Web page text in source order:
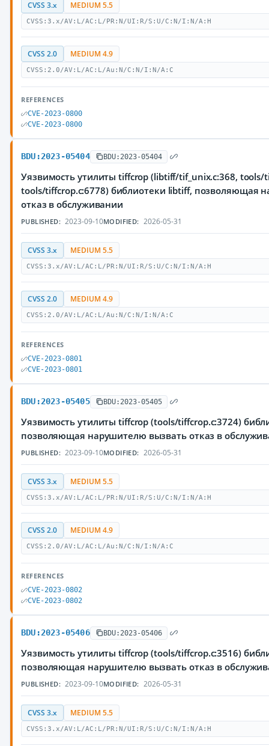
CVSS 3.x MEDIUM 5.5
CVSS:3.x/AV:L/AC:L/PR:N/UI:R/S:U/C:N/I:N/A:H
CVSS 2.0 MEDIUM 4.9
CVSS:2.0/AV:L/AC:L/Au:N/C:N/I:N/A:C
REFERENCES
CVE-2023-0800
CVE-2023-0800
BDU:2023-05404 BDU:2023-05404
Уязвимость утилиты tiffcrop (libtiff/tif_unix.c:368, tools/
tools/tiffcrop.c:6778) библиотеки libtiff, позволяющая
отказ в обслуживании
PUBLISHED: 2023-09-10MODIFIED: 2026-05-31
CVSS 3.x MEDIUM 5.5
CVSS:3.x/AV:L/AC:L/PR:N/UI:R/S:U/C:N/I:N/A:H
CVSS 2.0 MEDIUM 4.9
CVSS:2.0/AV:L/AC:L/Au:N/C:N/I:N/A:C
REFERENCES
CVE-2023-0801
CVE-2023-0801
BDU:2023-05405 BDU:2023-05405
Уязвимость утилиты tiffcrop (tools/tiffcrop.c:3724)
позволяющая нарушителю вызвать отказ в
PUBLISHED: 2023-09-10MODIFIED: 2026-05-31
CVSS 3.x MEDIUM 5.5
CVSS:3.x/AV:L/AC:L/PR:N/UI:R/S:U/C:N/I:N/A:H
CVSS 2.0 MEDIUM 4.9
CVSS:2.0/AV:L/AC:L/Au:N/C:N/I:N/A:C
REFERENCES
CVE-2023-0802
CVE-2023-0802
BDU:2023-05406 BDU:2023-05406
Уязвимость утилиты tiffcrop (tools/tiffcrop.c:3516)
позволяющая нарушителю вызвать отказ в
PUBLISHED: 2023-09-10MODIFIED: 2026-05-31
CVSS 3.x MEDIUM 5.5
CVSS:3.x/AV:L/AC:L/PR:N/UI:R/S:U/C:N/I:N/A:H